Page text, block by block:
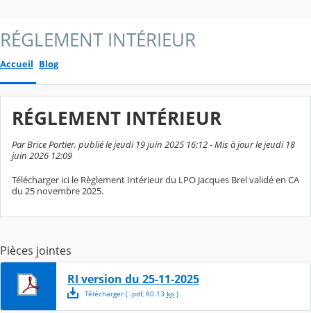
RÉGLEMENT INTÉRIEUR
Accueil Blog
RÉGLEMENT INTÉRIEUR
Par Brice Portier, publié le jeudi 19 juin 2025 16:12 - Mis à jour le jeudi 18
juin 2026 12:09
Télécharger ici le Règlement Intérieur du LPO Jacques Brel validé en CA
du 25 novembre 2025.
Pièces jointes
RI version du 25-11-2025
Télécharger( .pdf, 80.13 ko)